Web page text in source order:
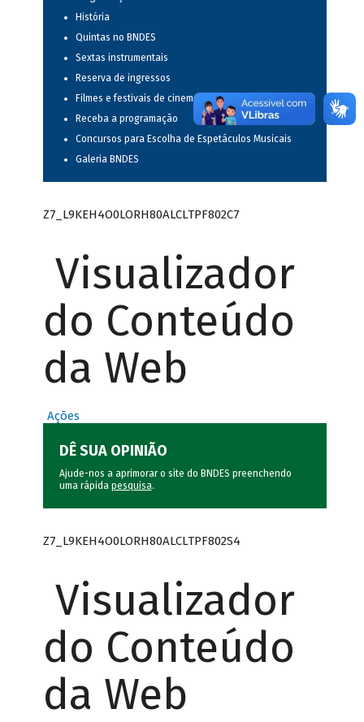
História
Quintas no BNDES
Sextas instrumentais
Reserva de ingressos
Filmes e festivais de cinema
Receba a programação
Concursos para Escolha de Espetáculos Musicais
Galeria BNDES
Z7_L9KEH4O0LORH80ALCLTPF802C7
Visualizador
do Conteúdo
da Web
Ações
DÊ SUA OPINIÃO
Ajude-nos a aprimorar o site do BNDES preenchendo
uma rápida pesquisa.
Z7_L9KEH4O0LORH80ALCLTPF802S4
Visualizador
do Conteúdo
da Web